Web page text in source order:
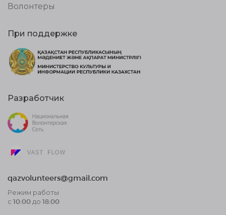
Волонтеры
При поддержке
Разработчик
qazvolunteers@gmail.com
Режим работы
с 10:00 до 18:00